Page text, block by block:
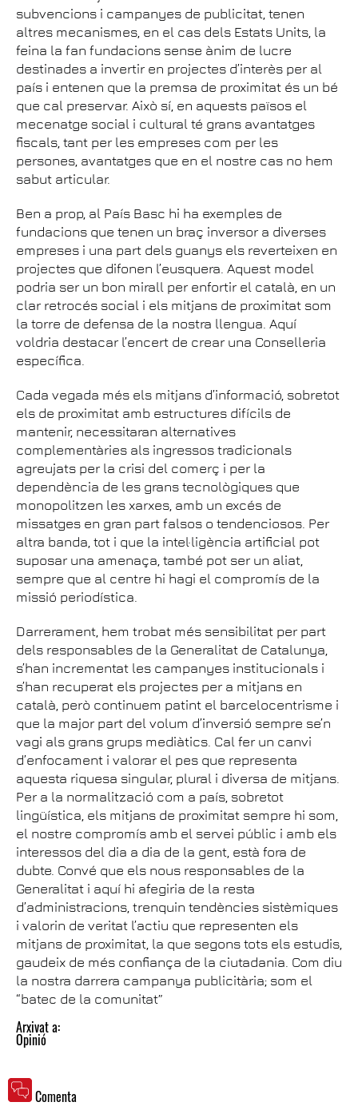
subvencions i campanyes de publicitat, tenen
altres mecanismes, en el cas dels Estats Units, la
feina la fan fundacions sense ànim de lucre
destinades a invertir en projectes d’interès per al
país i entenen que la premsa de proximitat és un bé
que cal preservar. Això sí, en aquests països el
mecenatge social i cultural té grans avantatges
fiscals, tant per les empreses com per les
persones, avantatges que en el nostre cas no hem
sabut articular.
Ben a prop, al País Basc hi ha exemples de
fundacions que tenen un braç inversor a diverses
empreses i una part dels guanys els reverteixen en
projectes que difonen l’eusquera. Aquest model
podria ser un bon mirall per enfortir el català, en un
clar retrocés social i els mitjans de proximitat som
la torre de defensa de la nostra llengua. Aquí
voldria destacar l’encert de crear una Conselleria
específica.
Cada vegada més els mitjans d’informació, sobretot
els de proximitat amb estructures difícils de
mantenir, necessitaran alternatives
complementàries als ingressos tradicionals
agreujats per la crisi del comerç i per la
dependència de les grans tecnològiques que
monopolitzen les xarxes, amb un excés de
missatges en gran part falsos o tendenciosos. Per
altra banda, tot i que la intel·ligència artificial pot
suposar una amenaça, també pot ser un aliat,
sempre que al centre hi hagi el compromís de la
missió periodística.
Darrerament, hem trobat més sensibilitat per part
dels responsables de la Generalitat de Catalunya,
s’han incrementat les campanyes institucionals i
s’han recuperat els projectes per a mitjans en
català, però continuem patint el barcelocentrisme i
que la major part del volum d’inversió sempre se’n
vagi als grans grups mediàtics. Cal fer un canvi
d’enfocament i valorar el pes que representa
aquesta riquesa singular, plural i diversa de mitjans.
Per a la normalització com a país, sobretot
lingüística, els mitjans de proximitat sempre hi som,
el nostre compromís amb el servei públic i amb els
interessos del dia a dia de la gent, està fora de
dubte. Convé que els nous responsables de la
Generalitat i aquí hi afegiria de la resta
d’administracions, trenquin tendències sistèmiques
i valorin de veritat l’actiu que representen els
mitjans de proximitat, la que segons tots els estudis,
gaudeix de més confiança de la ciutadania. Com diu
la nostra darrera campanya publicitària; som el
“batec de la comunitat”
Arxivat a:
Opinió
Comenta